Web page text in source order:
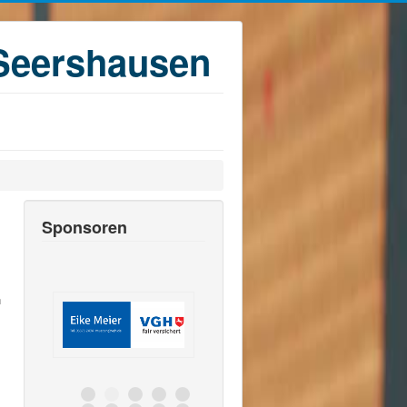
Sponsoren